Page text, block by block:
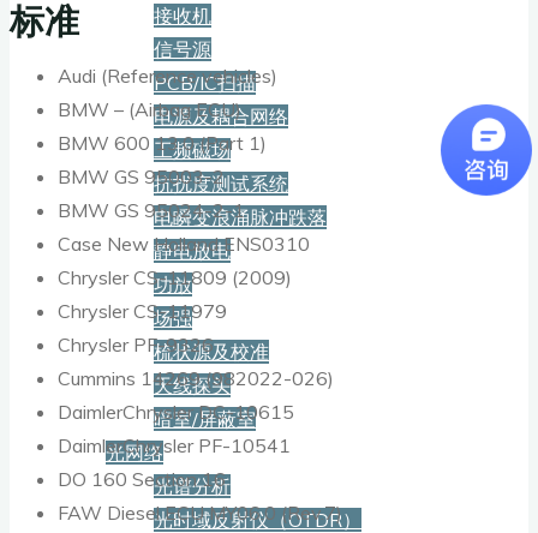
接收机
信号源
PCB/IC扫描
电源及耦合网络
工频磁场
抗扰度测试系统
电瞬变浪涌脉冲跌落
静电放电
功放
场强
梳状源及校准
天线探头
暗室/屏蔽室
光网络
光谱分析
光时域反射仪（OTDR）
标准
Audi (Reference vehicles)
BMW – (Airbag ECU)
BMW 600 13.0 (Part 1)
BMW GS 95003-2
BMW GS 95024-2-1
Case New Holland ENS0310
Chrysler CS-11809 (2009)
Chrysler CS-11979
Chrysler PF-9326
Cummins 14269 (982022-026)
DaimlerChrysler DC-10615
DaimlerChrysler PF-10541
DO 160 Section 16
FAW Diesel ECU MY06.0 (Rev.7)